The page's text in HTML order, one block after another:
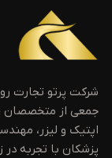
شرکت پرتو تجارت
جمعی از متخصصان
اپتیک و لیزر،
پزشکان با تجربه